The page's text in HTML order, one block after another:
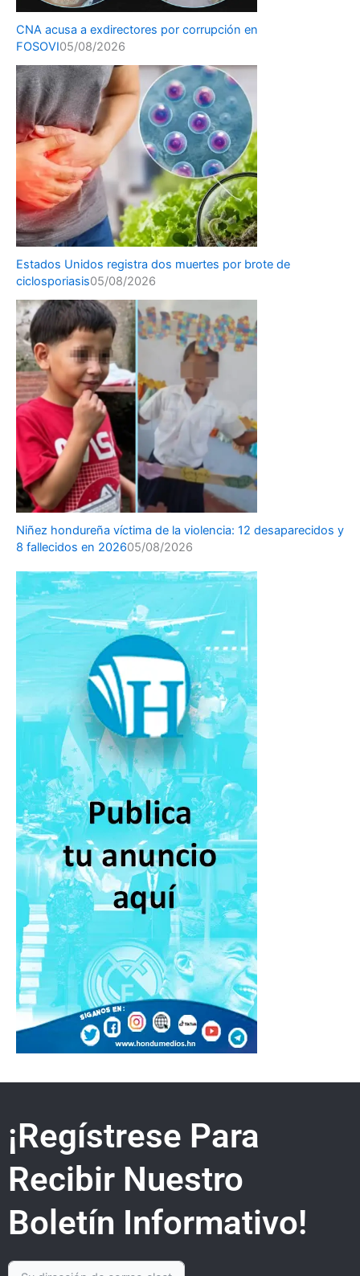
CNA acusa a exdirectores por corrupción en
FOSOVI05/08/2026
Estados Unidos registra dos muertes por brote de
ciclosporiasis05/08/2026
Niñez hondureña víctima de la violencia: 12 desaparecidos y
8 fallecidos en 202605/08/2026
¡Regístrese Para
Recibir Nuestro
Boletín Informativo!